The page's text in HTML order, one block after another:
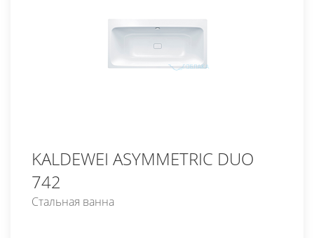
KALDEWEI ASYMMETRIC DUO
742
Стальная ванна